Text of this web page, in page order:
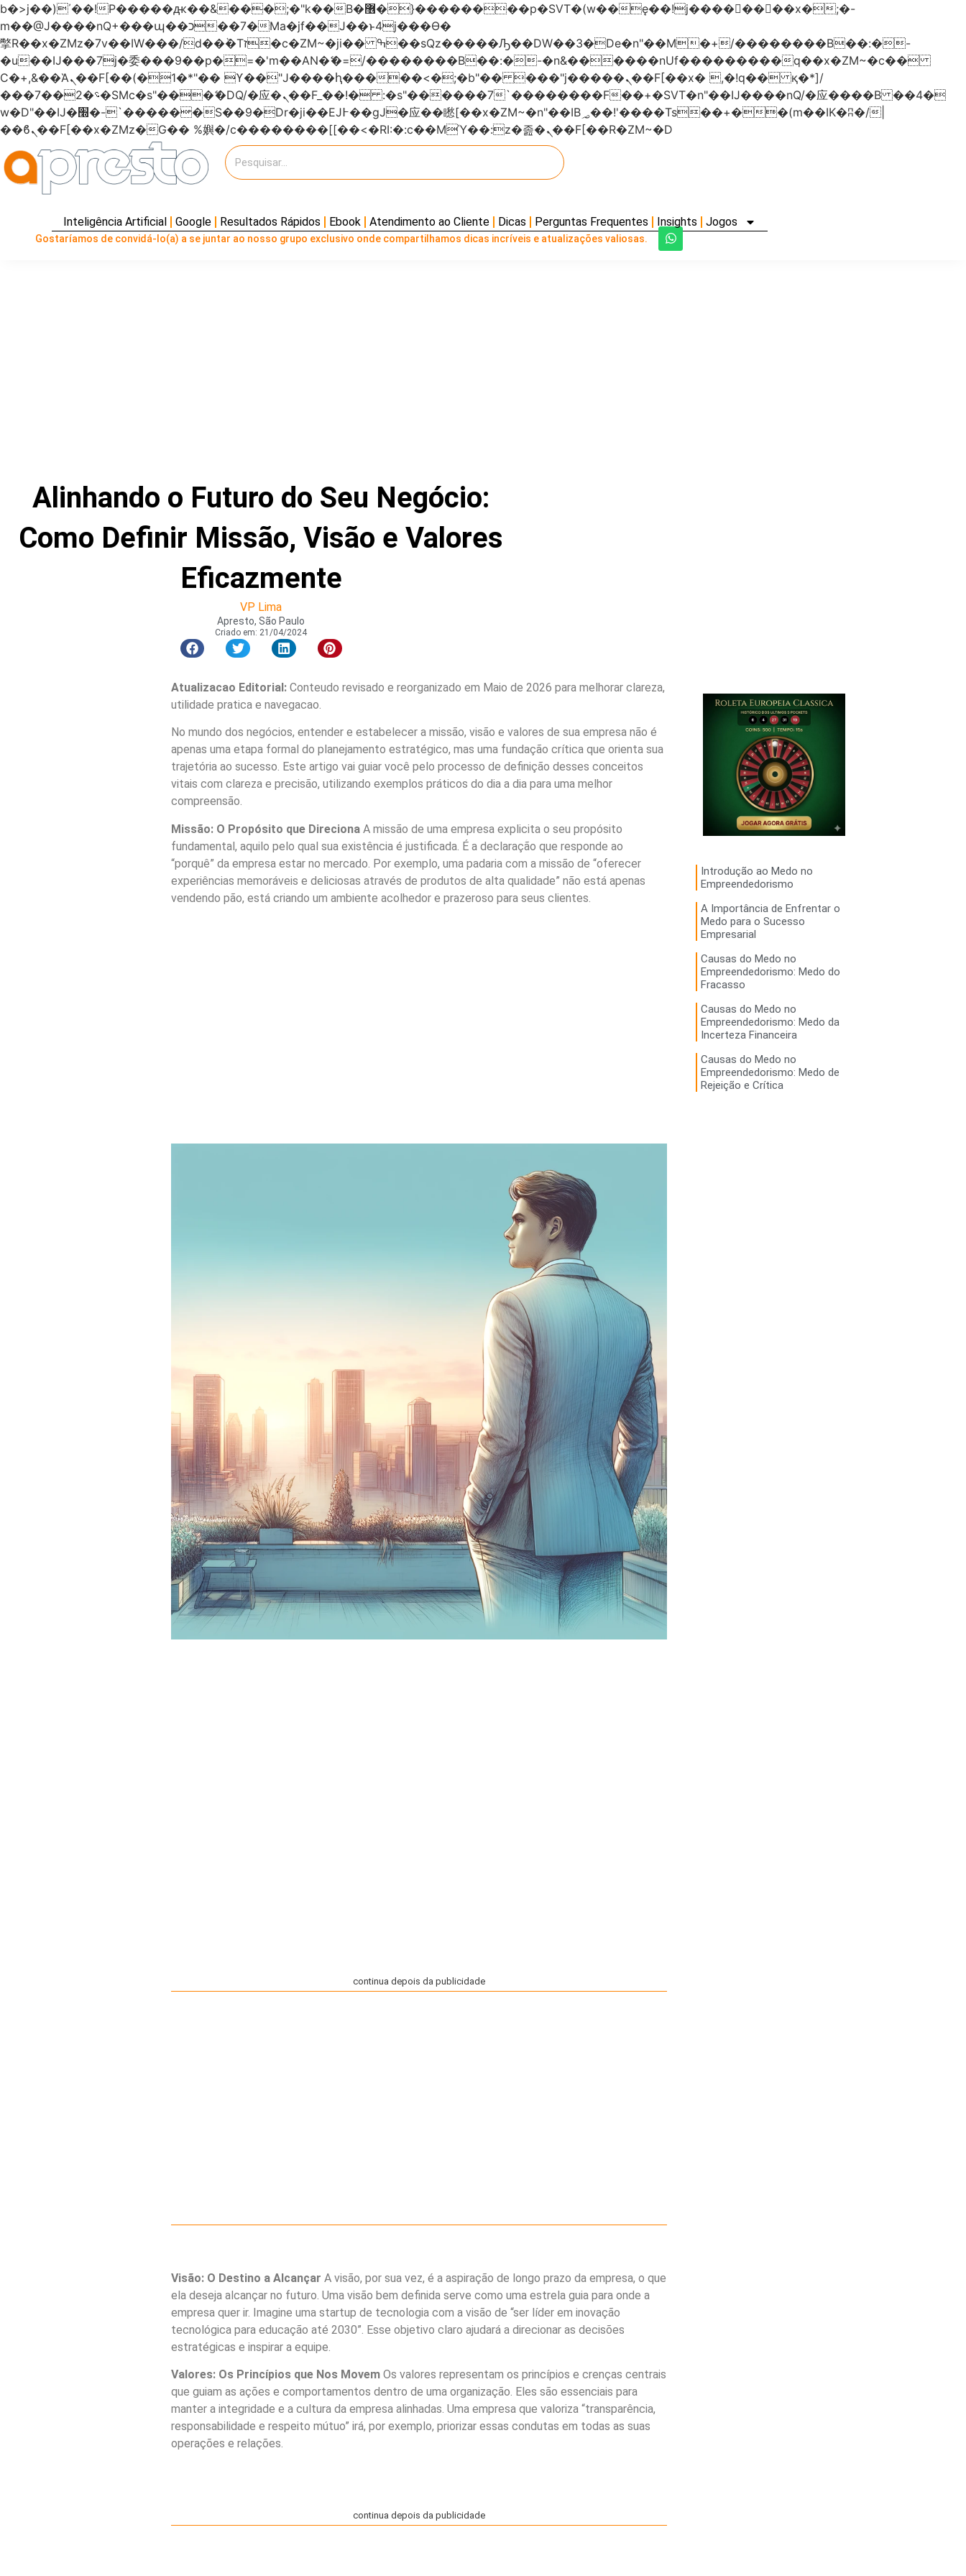
b�>j��)΄��!P�����ԫ��&���;�"k��B�޶�}��������p�SVT�(w��ę��!j��������x�;�-
m��@J����nQ+���պ��כ��7�Ma�jf��J��ͱ4j���Ѳ�
撆R��x�ZMz�7v��IW���/d��ٞ�Тז�c�ZM~�ji�� ߒ��sQz�����Ԡ��DW��3�De�n"��M�+/��������B��:�-
�u��IJ���7j�委���9��p�=�'m��AN�ޭ�=/��������B��:�-�n&������nUf���������q��x�ZM~�c��
Ϲ�+,&��Ὰܢ��F[��(�1�*"�� ϒ��"J����ԧ�����<�;�b"�� ���"j�����ܢ��F[��x� ,�!q�� қ�*]/
���؝�2��7�SMc�s"���ޭ�DQ/�应�ܢ��F_��!� :�s"������7`��������F��+�SVT�n"��IJ����nQ/�应����B ��4�
w�D"��IJ�׭�-`������S��9�Dr�ji��EJ߅��gJ�应��矁[��x�ZM~�n"��IB؃��!'����Тѕ��+��(m��IK�ʭ�/|
��ϐܢ��F[��x�ZMz�G�� %嬩�/c��������[[��<�RI:�:c��MΎ��:z�졾�ܢ��F[��R�ZM~�D
Inteligência Artificial Google Resultados Rápidos Ebook Atendimento ao Cliente Dicas Perguntas Frequentes Insights Jogos
Gostaríamos de convidá-lo(a) a se juntar ao nosso grupo exclusivo onde compartilhamos dicas incríveis e atualizações valiosas.
Alinhando o Futuro do Seu Negócio:
Como Definir Missão, Visão e Valores
Eficazmente
VP Lima
Apresto, São Paulo
Criado em: 21/04/2024
Atualizacao Editorial:Conteudo revisado e reorganizado em Maio de 2026 para melhorar clareza,
utilidade pratica e navegacao.
No mundo dos negócios, entender e estabelecer a missão, visão e valores de sua empresa não é
apenas uma etapa formal do planejamento estratégico, mas uma fundação crítica que orienta sua
trajetória ao sucesso. Este artigo vai guiar você pelo processo de definição desses conceitos
vitais com clareza e precisão, utilizando exemplos práticos do dia a dia para uma melhor
compreensão.
Missão: O Propósito que DirecionaA missão de uma empresa explicita o seu propósito
fundamental, aquilo pelo qual sua existência é justificada. É a declaração que responde ao
“porquê” da empresa estar no mercado. Por exemplo, uma padaria com a missão de “oferecer
experiências memoráveis e deliciosas através de produtos de alta qualidade” não está apenas
vendendo pão, está criando um ambiente acolhedor e prazeroso para seus clientes.
Introdução ao Medo no
Empreendedorismo
A Importância de Enfrentar o
Medo para o Sucesso
Empresarial
Causas do Medo no
Empreendedorismo: Medo do
Fracasso
Causas do Medo no
Empreendedorismo: Medo da
Incerteza Financeira
Causas do Medo no
Empreendedorismo: Medo de
Rejeição e Crítica
continua depois da publicidade
Visão: O Destino a Alcançar A visão, por sua vez, é a aspiração de longo prazo da empresa, o que
ela deseja alcançar no futuro. Uma visão bem definida serve como uma estrela guia para onde a
empresa quer ir. Imagine uma startup de tecnologia com a visão de “ser líder em inovação
tecnológica para educação até 2030”. Esse objetivo claro ajudará a direcionar as decisões
estratégicas e inspirar a equipe.
Valores: Os Princípios que Nos MovemOs valores representam os princípios e crenças centrais
que guiam as ações e comportamentos dentro de uma organização. Eles são essenciais para
manter a integridade e a cultura da empresa alinhadas. Uma empresa que valoriza “transparência,
responsabilidade e respeito mútuo” irá, por exemplo, priorizar essas condutas em todas as suas
operações e relações.
continua depois da publicidade